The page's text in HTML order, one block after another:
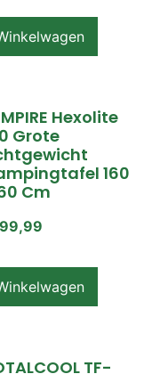
Hexolite
Grote
160
Cm
TF-